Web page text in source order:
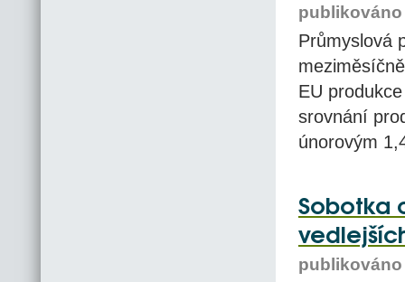
publikováno
Průmyslová
EU
srovnání
únorovým
Sobotka
publikováno